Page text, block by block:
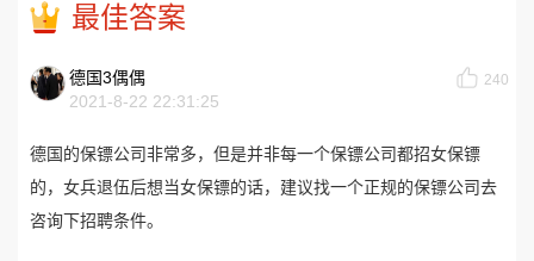
最佳答案
德国3偶偶
2021-8-22 22:31:25
240
德国的保镖公司非常多，但是并非每一个保镖公司都招女保镖
的，女兵退伍后想当女保镖的话，建议找一个正规的保镖公司去
咨询下招聘条件。